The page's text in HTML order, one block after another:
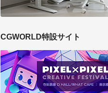
CGWORLD特設サイト